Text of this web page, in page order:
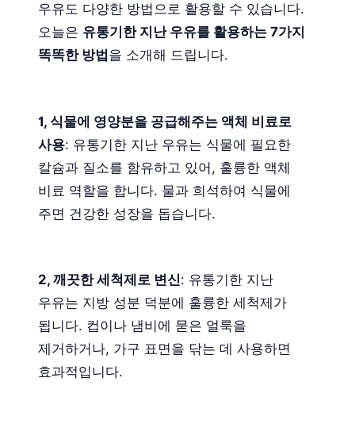
우유도 다양한 방법으로 활용할 수 있습니다.
오늘은 유통기한 지난 우유를 활용하는 7가지
똑똑한 방법 을 소개해 드립니다.
1, 식물에 영양분을 공급해주는 액체 비료로
사용: 유통기한 지난 우유는 식물에 필요한
칼슘과 질소를 함유하고 있어, 훌륭한 액체
비료 역할을 합니다. 물과 희석하여 식물에
주면 건강한 성장을 돕습니다.
2, 깨끗한 세척제로 변신: 유통기한 지난
우유는 지방 성분 덕분에 훌륭한 세척제가
됩니다. 컵이나 냄비에 묻은 얼룩을
제거하거나, 가구 표면을 닦는 데 사용하면
효과적입니다.